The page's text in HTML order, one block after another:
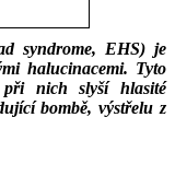
syndrome, EHS) je
halucinacemi. Tyto
při nich slyší hlasité
bombě, výstřelu z